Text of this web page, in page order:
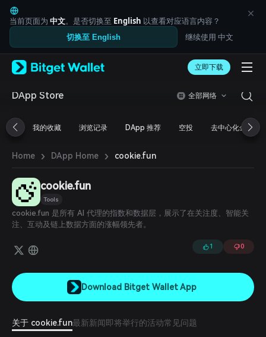
English
日本語
Tiếng Việt
Русский
Español (Latinoamérica)
Türkçe
Français
简体中文
繁體中文
Bahasa Indonesia
ภาษาไทย
العربية
বাংলা
Español
Português (Brasil)
当前页面为 中文。是否切换至 English 以查看对应语言内容？
切换至 English 继续使用 中文
立即下载
DApp Store 全部网络
我的收藏 浏览记录 DApp 推荐 空投 去中心化金融
Home › DApp Home › cookie.fun
cookie.fun
Tools
cookie.fun 是所有 AI 代理的指数和数据层，展示了在关注度、智能关
注、互动及链上数据方面的涨幅领先者。
1 0
Download Bitget Wallet App
关于 cookie.fun最新新闻即将举行的活动常见问题